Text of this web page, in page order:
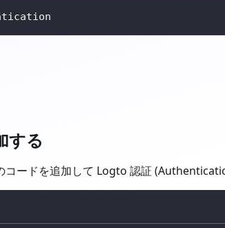
する
コードを追加して Logto 認証